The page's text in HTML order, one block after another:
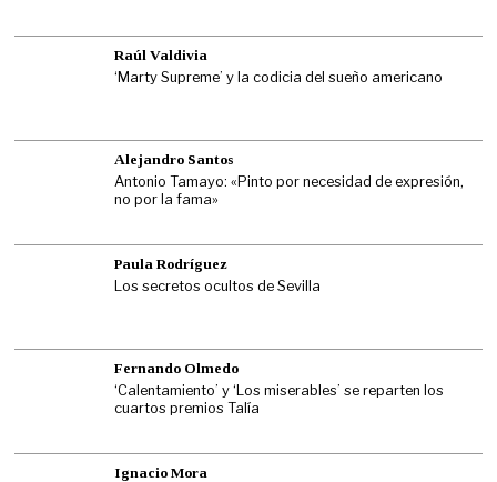
Raúl Valdivia
‘Marty Supreme’ y la codicia del sueño americano
Alejandro Santos
Antonio Tamayo: «Pinto por necesidad de expresión,
no por la fama»
Paula Rodríguez
Los secretos ocultos de Sevilla
Fernando Olmedo
‘Calentamiento’ y ‘Los miserables’ se reparten los
cuartos premios Talía
Ignacio Mora